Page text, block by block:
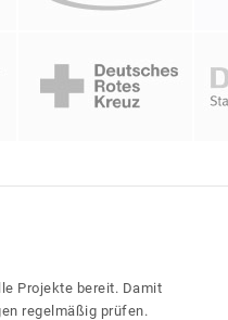
Projekte bereit. Damit
regelmäßig prüfen.